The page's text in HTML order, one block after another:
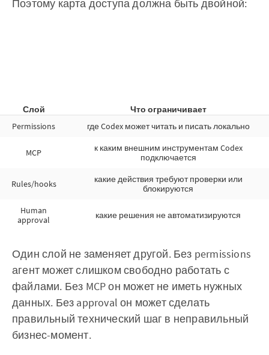
Поэтому карта доступа должна быть двойной:
Слой
Что ограничивает
Permissions
где Codex может читать и писать локально
MCP
к каким внешним инструментам Codex
подключается
Rules/hooks
какие действия требуют проверки или
блокируются
Human
approval
какие решения не автоматизируются
Один слой не заменяет другой. Без permissions
агент может слишком свободно работать с
файлами. Без MCP он может не иметь нужных
данных. Без approval он может сделать
правильный технический шаг в неправильный
бизнес-момент.